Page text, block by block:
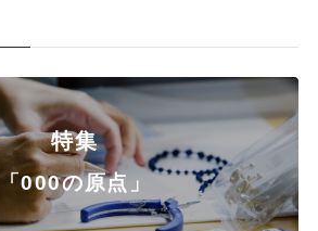
特集
「000の原点」